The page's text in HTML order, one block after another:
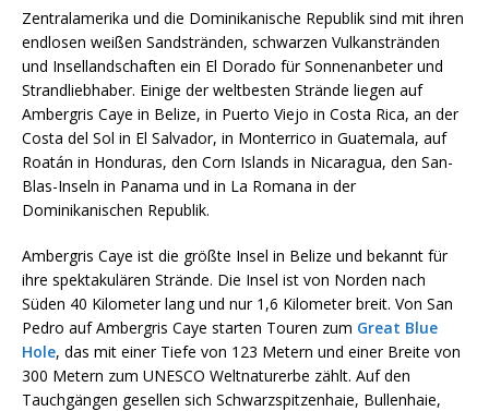
Zentralamerika und die Dominikanische Republik sind mit ihren
endlosen weißen Sandstränden, schwarzen Vulkanstränden
und Insellandschaften ein El Dorado für Sonnenanbeter und
Strandliebhaber. Einige der weltbesten Strände liegen auf
Ambergris Caye in Belize, in Puerto Viejo in Costa Rica, an der
Costa del Sol in El Salvador, in Monterrico in Guatemala, auf
Roatán in Honduras, den Corn Islands in Nicaragua, den San-
Blas-Inseln in Panama und in La Romana in der
Dominikanischen Republik.
Ambergris Caye ist die größte Insel in Belize und bekannt für
ihre spektakulären Strände. Die Insel ist von Norden nach
Süden 40 Kilometer lang und nur 1,6 Kilometer breit. Von San
Pedro auf Ambergris Caye starten Touren zum Great Blue
Hole, das mit einer Tiefe von 123 Metern und einer Breite von
300 Metern zum UNESCO Weltnaturerbe zählt. Auf den
Tauchgängen gesellen sich Schwarzspitzenhaie, Bullenhaie,